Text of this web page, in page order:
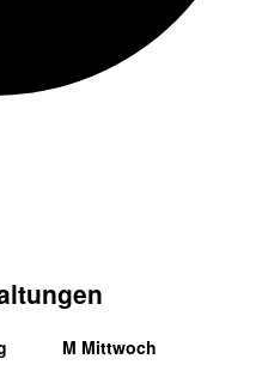
M Mittwoch